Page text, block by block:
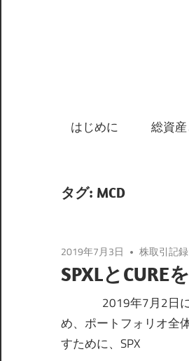
はじめに 総資
タグ: MCD
2019年7月3日 株取引記録
SPXLと
2019年7月2日にポ
め、ポートフォリオ全
すために、SPX